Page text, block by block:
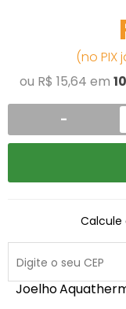
(no PIX
ou R$ 15,64 em
-
Calcule
Joelho